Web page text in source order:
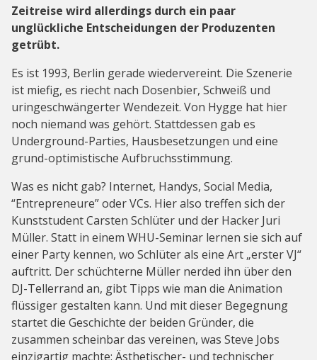
Zeitreise wird allerdings durch ein paar
unglückliche Entscheidungen der Produzenten
getrübt.
Es ist 1993, Berlin gerade wiedervereint. Die Szenerie
ist miefig, es riecht nach Dosenbier, Schweiß und
uringeschwängerter Wendezeit. Von Hygge hat hier
noch niemand was gehört. Stattdessen gab es
Underground-Parties, Hausbesetzungen und eine
grund-optimistische Aufbruchsstimmung.
Was es nicht gab? Internet, Handys, Social Media,
“Entrepreneure” oder VCs. Hier also treffen sich der
Kunststudent Carsten Schlüter und der Hacker Juri
Müller. Statt in einem WHU-Seminar lernen sie sich auf
einer Party kennen, wo Schlüter als eine Art „erster VJ“
auftritt. Der schüchterne Müller nerded ihn über den
DJ-Tellerrand an, gibt Tipps wie man die Animation
flüssiger gestalten kann. Und mit dieser Begegnung
startet die Geschichte der beiden Gründer, die
zusammen scheinbar das vereinen, was Steve Jobs
einzigartig machte: Ästhetischer- und technischer